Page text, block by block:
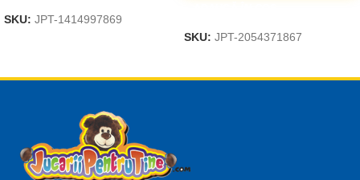
SKU: JPT-1414997869
SKU: JPT-2054371867